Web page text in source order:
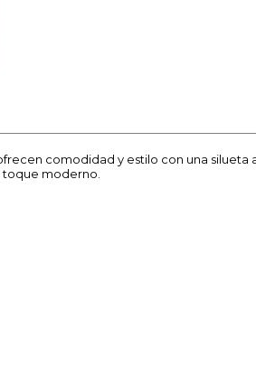
comodidad y estilo con una
toque moderno.